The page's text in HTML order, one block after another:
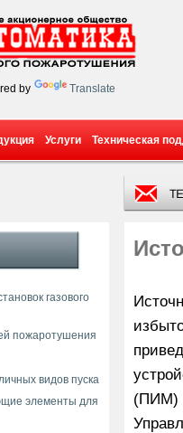
by Translate
Услуги Техническая
газового
пожаротушения
видов пуска
элементы для
(ПИМ)